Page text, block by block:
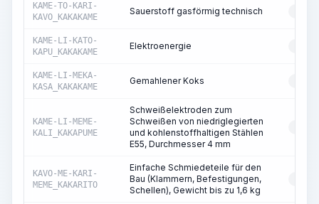
KAME-TO-KARI-
KAVO_KAKAKAME
Sauerstoff gasförmig technisch
KAME-LI-KATO-
KAPU_KAKAKAME
Elektroenergie
KAME-LI-MEKA-
KASA_KAKAKAME
Gemahlener Koks
KAME-LI-MEME-
KALI_KAKAPUME
Schweißelektroden zum
Schweißen von niedriglegierten
und kohlenstoffhaltigen Stählen
E55, Durchmesser 4 mm
KAVO-ME-KARI-
MEME_KAKARITO
Einfache Schmiedeteile für den
Bau (Klammern, Befestigungen,
Schellen), Gewicht bis zu 1,6 kg